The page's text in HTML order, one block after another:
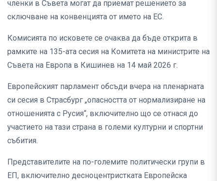
членки в Съвета могат да приемат решението за
сключване на конвенцията от името на ЕС.
Комисията по исковете се очаква да бъде открита в
рамките на 135-ата сесия на Комитета на министрите на
Съвета на Европа в Кишинев на 14 май 2026 г.
Европейският парламент обсъди вчера на пленарната
си сесия в Страсбург „опасността от нормализиране на
отношенията с Русия“, включително що се отнася до
участието на тази страна в големи културни и спортни
събития.
Представителите на по-големите политически групи в
ЕП, включително десноцентристката Европейска